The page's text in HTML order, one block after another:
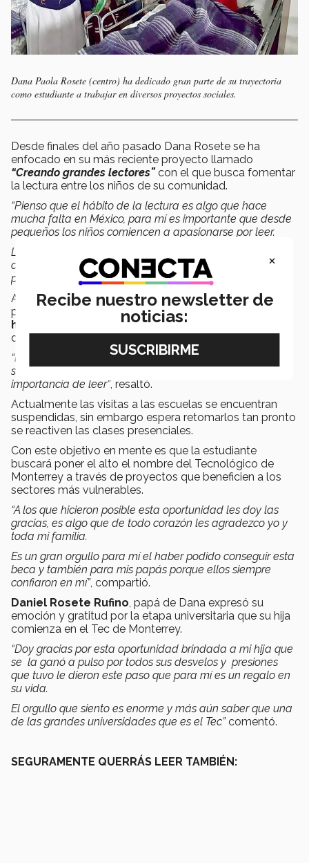
Dana Paola Rosete (centro) ha dedicado gran parte de su trayectoria
como estudiante a trabajar en diversos proyectos sociales.
Desde finales del año pasado Dana Rosete se ha
enfocado en su más reciente proyecto llamado
“Creando grandes lectores” con el que busca fomentar
la lectura entre los niños de su comunidad.
“Pienso que el hábito de la lectura es algo que hace
mucha falta en México, para mí es importante que desde
pequeños los niños comiencen a apasionarse por leer.
Lo que hago es ir con los niños a las escuelas y leerles
cuestos infantiles, al final les hago preguntas y les doy un
premio, esto para motivarlos a prestar atención”
A pesar de ser un proyecto reciente, Dana antes de la
pandemia logró trabajar conalumnos de preescolar
hasta tercer año de primariade diversas escuelas
del municipio de Apodaca.
“Mi plan es seguir creciendo este proyecto, escalarlo a
secundarias donde pueda dar charlas sobre la
importancia de leer”, resaltó.
Actualmente las visitas a las escuelas se encuentran
suspendidas, sin embargo espera retomarlos tan pronto
se reactiven las clases presenciales.
Con este objetivo en mente es que la estudiante
buscará poner el alto el nombre del Tecnológico de
Monterrey a través de proyectos que beneficien a los
sectores más vulnerables.
“A los que hicieron posible esta oportunidad les doy las
gracias, es algo que de todo corazón les agradezco yo y
toda mi familia.
Es un gran orgullo para mí el haber podido conseguir esta
beca y también para mis papás porque ellos siempre
confiaron en mí”, compartió.
Daniel Rosete Rufino, papá de Dana expresó su
emoción y gratitud por la etapa universitaria que su hija
comienza en el Tec de Monterrey.
“Doy gracias por esta oportunidad brindada a mi hija que
se la ganó a pulso por todos sus desvelos y presiones
que tuvo le dieron este paso que para mí es un regalo en
su vida.
El orgullo que siento es enorme y más aún saber que una
de las grandes universidades que es el Tec”comentó.
SEGURAMENTE QUERRÁS LEER TAMBIÉN:
×
Recibe nuestro newsletter de
noticias: